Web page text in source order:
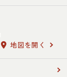
地図を開く